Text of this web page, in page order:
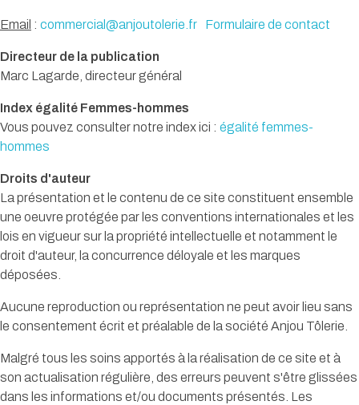
Email : commercial@anjoutolerie.fr Formulaire de contact
Directeur de la publication
Marc Lagarde, directeur général
Index égalité Femmes-hommes
Vous pouvez consulter notre index ici : égalité femmes-
hommes
Droits d'auteur
La présentation et le contenu de ce site constituent ensemble
une oeuvre protégée par les conventions internationales et les
lois en vigueur sur la propriété intellectuelle et notamment le
droit d'auteur, la concurrence déloyale et les marques
déposées.
Aucune reproduction ou représentation ne peut avoir lieu sans
le consentement écrit et préalable de la société Anjou Tôlerie.
Malgré tous les soins apportés à la réalisation de ce site et à
son actualisation régulière, des erreurs peuvent s'être glissées
dans les informations et/ou documents présentés. Les